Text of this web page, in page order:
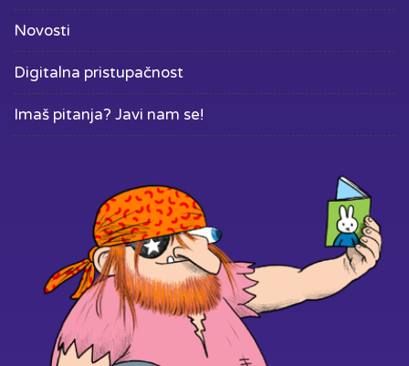
Novosti
Digitalna pristupačnost
Imaš pitanja? Javi nam se!